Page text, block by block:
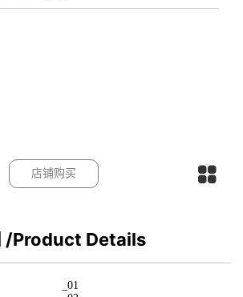
店铺购买
/Product Details